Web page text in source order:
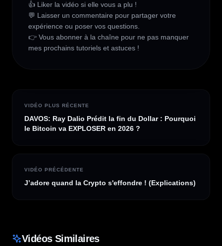
👍 Liker la vidéo si elle vous a plu !
💬 Laisser un commentaire pour partager votre
expérience ou poser vos questions.
👉 Vous abonner à la chaîne pour ne pas manquer
mes prochains tutoriels et astuces !
VIDÉO PLUS RÉCENTE
DAVOS: Ray Dalio Prédit la fin du Dollar : Pourquoi
le Bitcoin va EXPLOSER en 2026 ?
VIDÉO PRÉCÉDENTE
J’adore quand la Crypto s'effondre ! (Explications)
Vidéos Similaires